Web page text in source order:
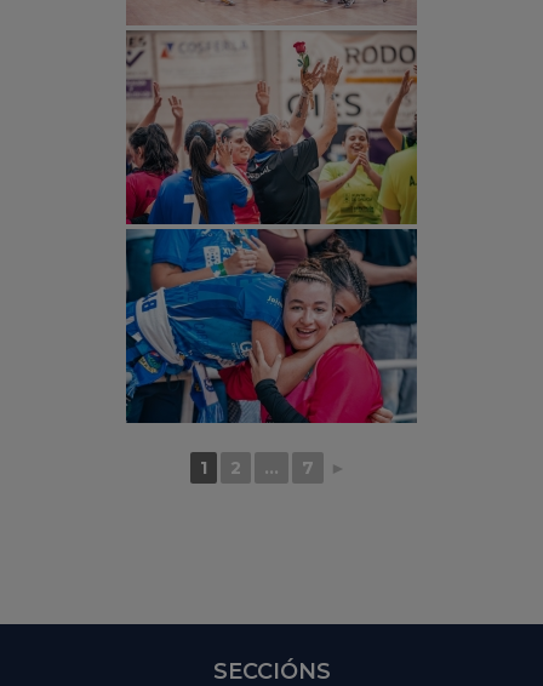
1 2 ... 7 ►
SECCIÓNS